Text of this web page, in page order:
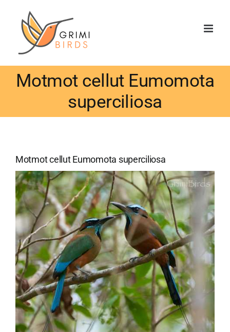
contenido
Motmot cellut Eumomota
superciliosa
Motmot cellut Eumomota superciliosa